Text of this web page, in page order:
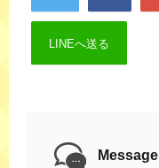
LINEへ送る
Message